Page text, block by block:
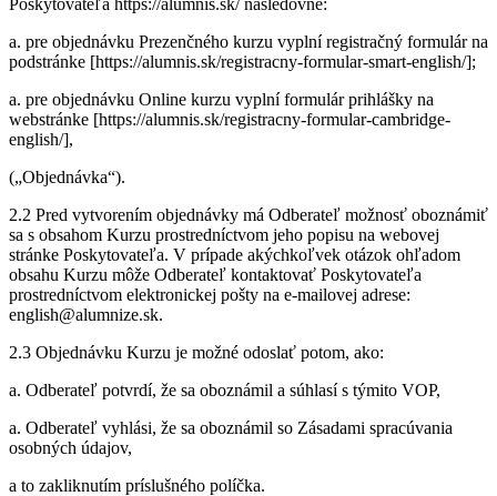
a. pre objednávku Prezenčného kurzu vyplní registračný formulár na
podstránke [https://alumnis.sk/registracny-formular-smart-english/];
a. pre objednávku Online kurzu vyplní formulár prihlášky na
webstránke [https://alumnis.sk/registracny-formular-cambridge-
english/],
(„Objednávka“).
2.2 Pred vytvorením objednávky má Odberateľ možnosť oboznámiť
sa s obsahom Kurzu prostredníctvom jeho popisu na webovej
stránke Poskytovateľa. V prípade akýchkoľvek otázok ohľadom
obsahu Kurzu môže Odberateľ kontaktovať Poskytovateľa
prostredníctvom elektronickej pošty na e-mailovej adrese:
english@alumnize.sk.
2.3 Objednávku Kurzu je možné odoslať potom, ako:
a. Odberateľ potvrdí, že sa oboznámil a súhlasí s týmito VOP,
a. Odberateľ vyhlási, že sa oboznámil so Zásadami spracúvania
osobných údajov,
a to zakliknutím príslušného políčka.